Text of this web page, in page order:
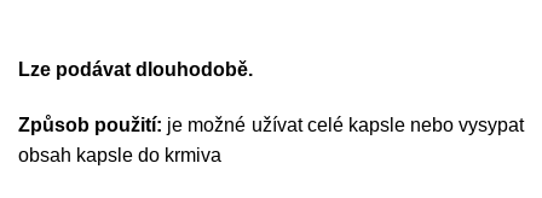
Lze podávat dlouhodobě.
Způsob použití: je možné užívat celé kapsle nebo vysypat
obsah kapsle do krmiva